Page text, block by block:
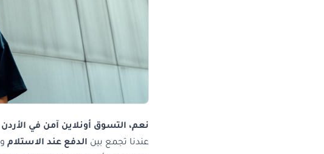
نعم، التسوق أونلاين آمن في الأردن
عندنا تجمع بين الدفع عند الاستلام و